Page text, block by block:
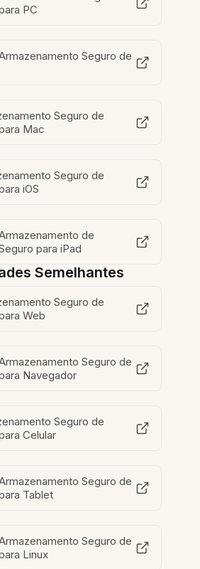
PC
Seguro de
Seguro de
Mac
Seguro de
iOS
de
para iPad
Semelhantes
Seguro de
Web
Seguro de
Navegador
Seguro de
Celular
Seguro de
Tablet
Seguro de
Linux